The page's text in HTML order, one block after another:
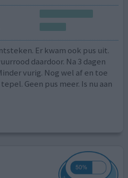
Er kwam ook pus uit.
daardoor. Na 3 dagen
vurig. Nog wel af en toe
Geen pus meer. Is nu aan